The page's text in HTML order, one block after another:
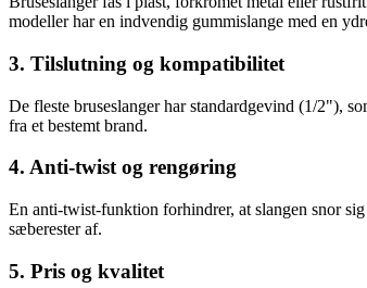
modeller har en indvendig gummislange med en
3. Tilslutning og kompatibilitet
De fleste bruseslanger har standardgevind (1/2"),
fra et bestemt brand.
4. Anti-twist og rengøring
En anti-twist-funktion forhindrer, at slangen snor
sæberester af.
5. Pris og kvalitet